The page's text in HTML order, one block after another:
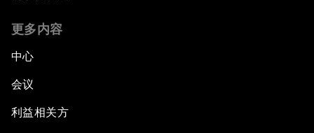
更多内容
中心
会议
利益相关方